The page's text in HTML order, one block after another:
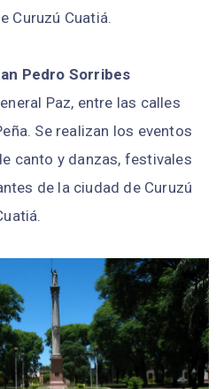
Curuzú Cuatiá.
Pedro Sorribes
Paz, entre las calles
Se realizan los eventos
canto y danzas, festivales
de la ciudad de Curuzú